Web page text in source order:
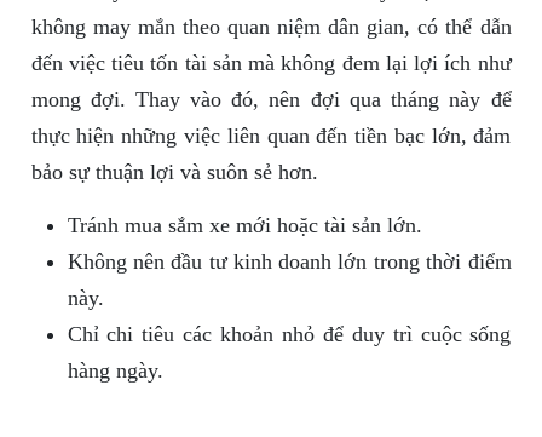
không may mắn theo quan niệm dân gian, có thể dẫn
đến việc tiêu tốn tài sản mà không đem lại lợi ích như
mong đợi. Thay vào đó, nên đợi qua tháng này để
thực hiện những việc liên quan đến tiền bạc lớn, đảm
bảo sự thuận lợi và suôn sẻ hơn.
Tránh mua sắm xe mới hoặc tài sản lớn.
Không nên đầu tư kinh doanh lớn trong thời điểm
này.
Chỉ chi tiêu các khoản nhỏ để duy trì cuộc sống
hàng ngày.